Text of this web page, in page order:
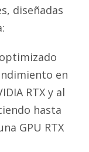
diseñadas
en
RTX y al
hasta
GPU RTX